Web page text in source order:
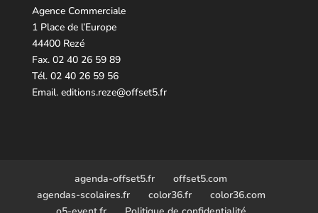
Agence Commerciale
1 Place de l’Europe
44400 Rezé
Fax. 02 40 26 59 89
Tél. 02 40 26 59 56
Email. editions.reze@offset5.fr
agenda-offset5.fr
offset5.com
agendas-scolaires.fr
color36.fr
color36.com